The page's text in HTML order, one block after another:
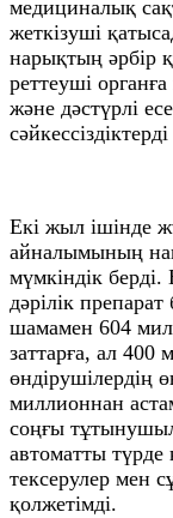
медициналық
жеткізуші
нарықтың әрбір
реттеуші
және дәстүрлі
Екі жыл ішінде
айналымының
мүмкіндік
дәрілік
шамамен 604
заттарға, ал 400
өндірушілердің
миллионнан
соңғы
автоматты
тексерулер мен
қолжетімді.